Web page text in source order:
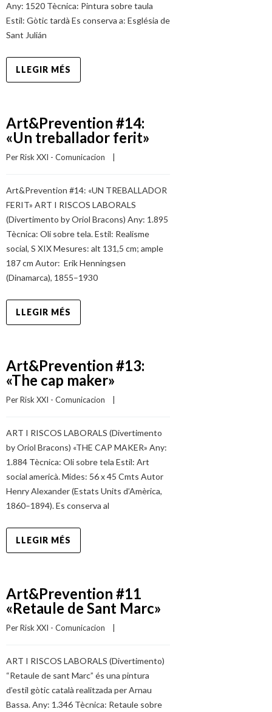
Any: 1520 Tècnica: Pintura sobre taula
Estil: Gòtic tardà Es conserva a: Església de
Sant Julián
LLEGIR MÉS
Art&Prevention #14:
«Un treballador ferit»
Per Risk XXI - Comunicacion
Art&Prevention #14: «UN TREBALLADOR
FERIT» ART I RISCOS LABORALS
(Divertimento by Oriol Bracons) Any: 1.895
Tècnica: Oli sobre tela. Estil: Realisme
social, S XIX Mesures: alt 131,5 cm; ample
187 cm Autor: Erik Henningsen
(Dinamarca), 1855–1930
LLEGIR MÉS
Art&Prevention #13:
«The cap maker»
Per Risk XXI - Comunicacion
ART I RISCOS LABORALS (Divertimento
by Oriol Bracons) «THE CAP MAKER» Any:
1.884 Tècnica: Oli sobre tela Estil: Art
social americà. Mides: 56 x 45 Cmts Autor
Henry Alexander (Estats Units d’Amèrica,
1860–1894). Es conserva al
LLEGIR MÉS
Art&Prevention #11
«Retaule de Sant Marc»
Per Risk XXI - Comunicacion
ART I RISCOS LABORALS (Divertimento)
“Retaule de sant Marc” és una pintura
d’estil gòtic català realitzada per Arnau
Bassa. Any: 1.346 Tècnica: Retaule sobre